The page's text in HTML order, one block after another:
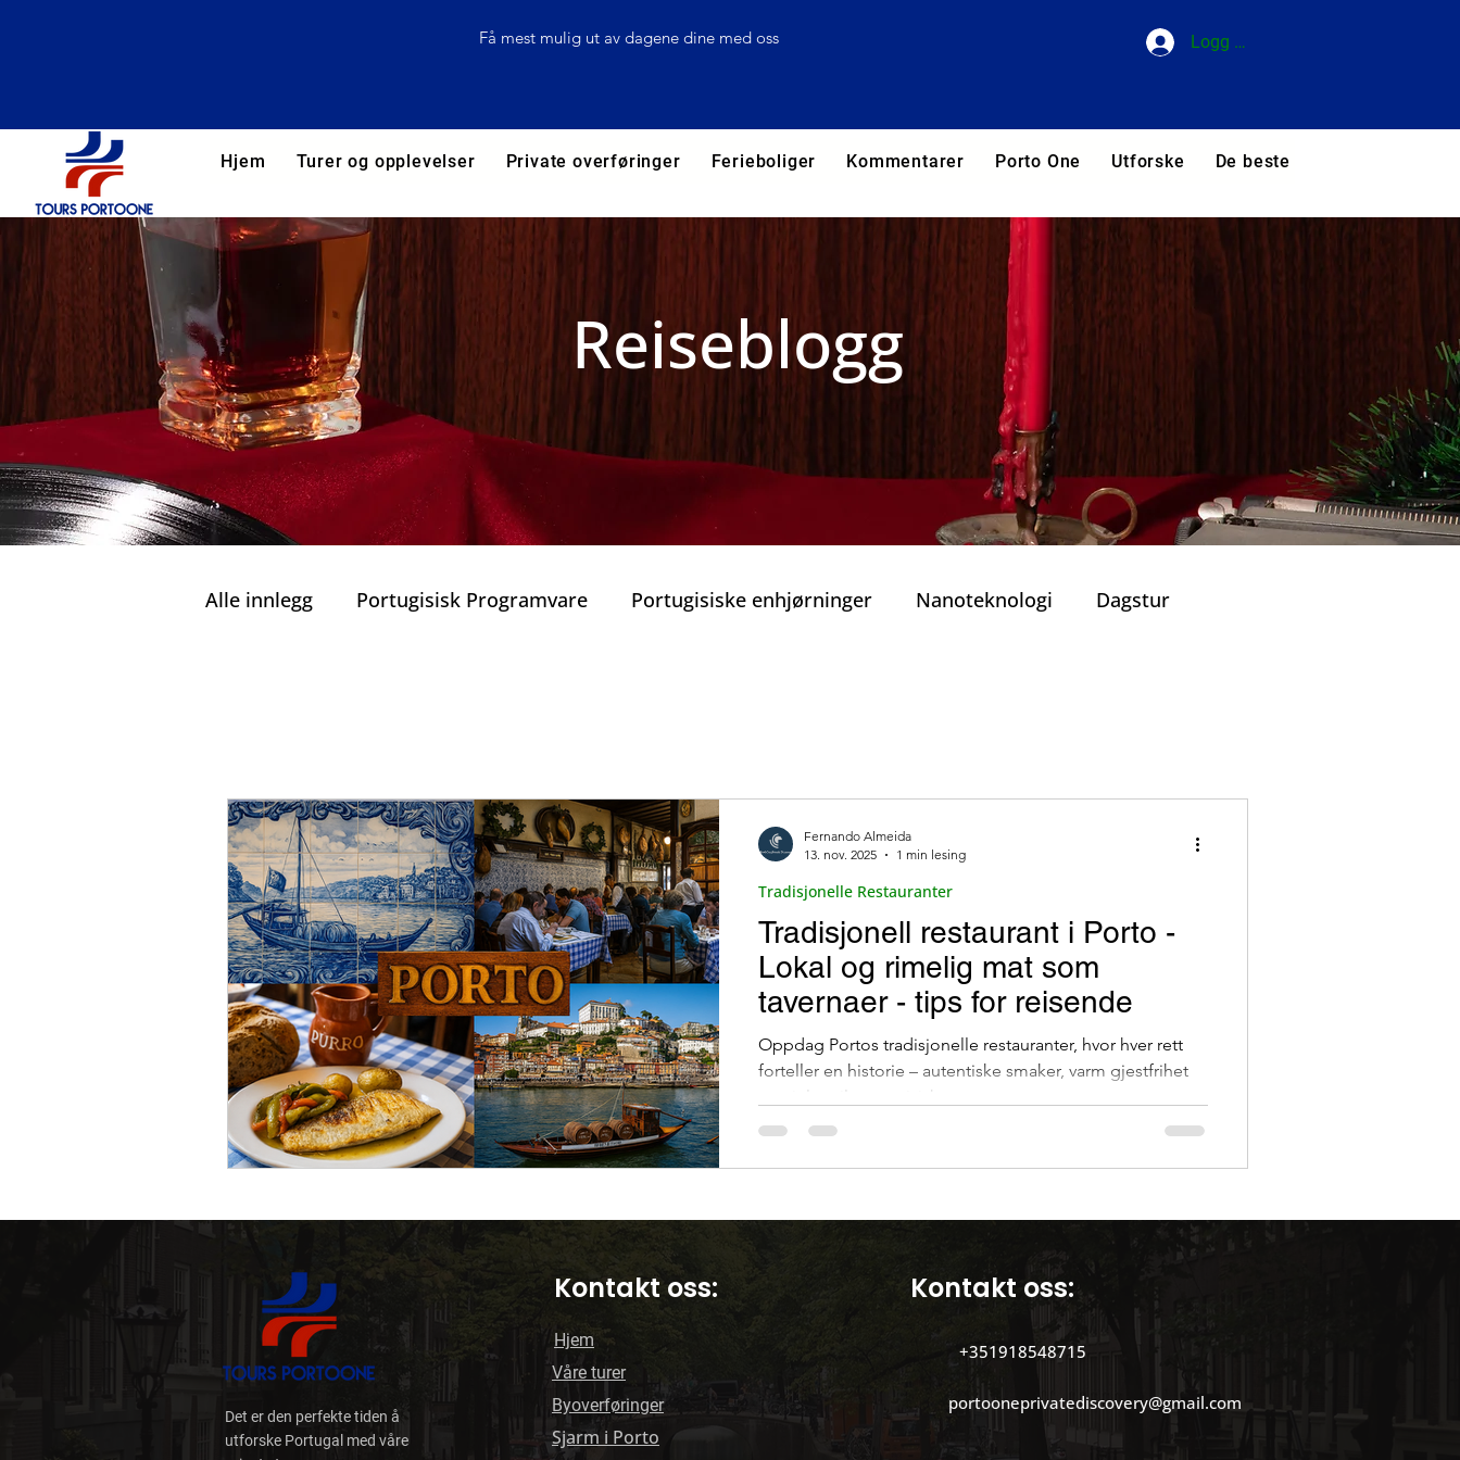
Få mest mulig ut av dagene dine med oss Logg inn
Hjem Turer og opplevelser Private overføringer Ferieboliger Kommentarer Porto One Utforske De beste hotellene i
Reiseblogg
Alle innlegg Portugisisk Programvare Portugisiske enhjørninger Nanoteknologi Dagstur
Familier og Barn Porto privat tur Typiske Portugisiske Retter Gastronomiske Opplevelser
Kulinariske Herligheter i Porto Jul i Porto Nyttårsaften Tradisjonelle Restauranter
Tavernaer og Tascas Bar på Terrassen Offentlig transport i Porto Portugisisk kultur
arkitektur Historiske kirker Reiser i Portugal Reise
Tradisjonell restaurant i Porto -
Lokal og rimelig mat som
tavernaer - tips for reisende
Oppdag Portos tradisjonelle restauranter, hvor hver rett
forteller en historie – autentiske smaker, varm gjestfrihet
og sjelen til portugisisk mat.
Tradisjonelle Restauranter
Fernando Almeida
13. nov. 2025
1 min lesing
Det er den perfekte tiden å
utforske Portugal med våre
Kontakt oss:
Hjem
Våre turer
Byoverføringer
Sjarm i Porto
Kontakt oss:
+351918548715
portooneprivatediscovery@gmail.com